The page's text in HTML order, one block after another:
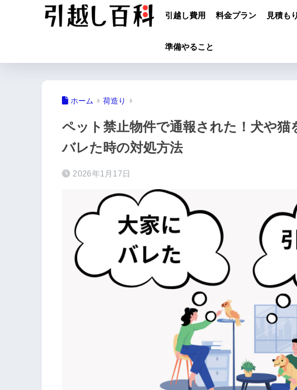
引越し費用 料金プラン 見積もり
準備やること
ホーム 荷造り
ペット禁止物件で通報された！犬や
バレた時の対処方法
2026年1月17日